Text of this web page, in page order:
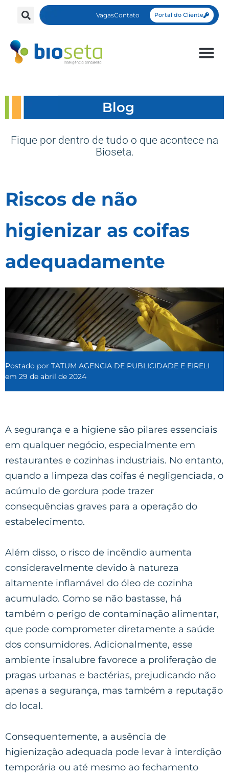
VagasContato Portal do Cliente
Blog
Fique por dentro de tudo o que acontece na
Bioseta.
Riscos de não
higienizar as coifas
adequadamente
Postado por TATUM AGENCIA DE PUBLICIDADE E EIRELI
em 29 de abril de 2024
A segurança e a higiene são pilares essenciais
em qualquer negócio, especialmente em
restaurantes e cozinhas industriais. No entanto,
quando a limpeza das coifas é negligenciada, o
acúmulo de gordura pode trazer
consequências graves para a operação do
estabelecimento.
Além disso, o risco de incêndio aumenta
consideravelmente devido à natureza
altamente inflamável do óleo de cozinha
acumulado. Como se não bastasse, há
também o perigo de contaminação alimentar,
que pode comprometer diretamente a saúde
dos consumidores. Adicionalmente, esse
ambiente insalubre favorece a proliferação de
pragas urbanas e bactérias, prejudicando não
apenas a segurança, mas também a reputação
do local.
Consequentemente, a ausência de
higienização adequada pode levar à interdição
temporária ou até mesmo ao fechamento